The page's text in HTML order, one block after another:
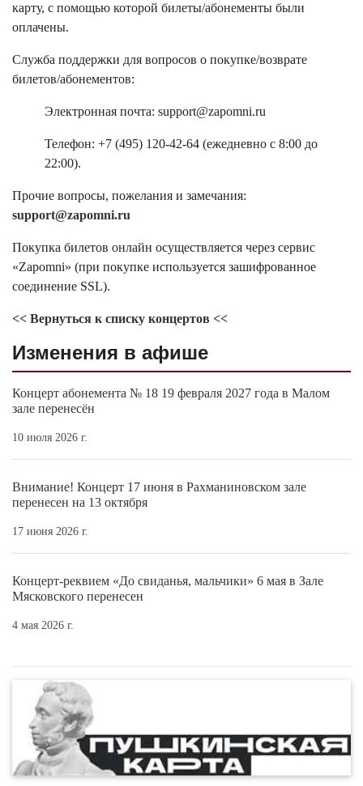
карту, с помощью которой билеты/абонементы были
оплачены.
Служба поддержки для вопросов о покупке/возврате
билетов/абонементов:
Электронная почта: support@zapomni.ru
Телефон: +7 (495) 120-42-64 (ежедневно с 8:00 до
22:00).
Прочие вопросы, пожелания и замечания:
support@zapomni.ru
Покупка билетов онлайн осуществляется через сервис
«Zapomni» (при покупке используется зашифрованное
соединение SSL).
<< Вернуться к списку концертов <<
Изменения в афише
Концерт абонемента № 18 19 февраля 2027 года в Малом
зале перенесён
10 июля 2026 г.
Внимание! Концерт 17 июня в Рахманиновском зале
перенесен на 13 октября
17 июня 2026 г.
Концерт-реквием «До свиданья, мальчики» 6 мая в Зале
Мясковского перенесен
4 мая 2026 г.